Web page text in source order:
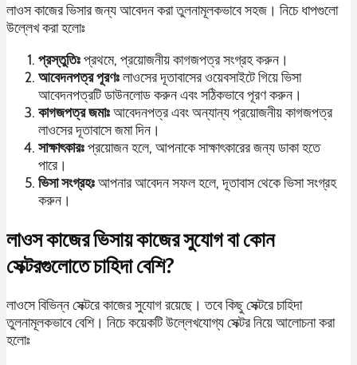
লাওস কাজের ভিসার জন্য আবেদন করা তুলনামূলকভাবে সহজ। নিচে ধাপগুলো
উল্লেখ করা হলোঃ
প্রস্তুতিঃপ্রথমে, প্রয়োজনীয় কাগজপত্র সংগ্রহ করুন।
আবেদনপত্র পূরণঃলাওসের দূতাবাসের ওয়েবসাইটে গিয়ে ভিসা
আবেদনপত্রটি ডাউনলোড করুন এবং সঠিকভাবে পূরণ করুন।
কাগজপত্র জমাঃআবেদনপত্র এবং অন্যান্য প্রয়োজনীয় কাগজপত্র
লাওসের দূতাবাসে জমা দিন।
সাক্ষাৎকারঃপ্রয়োজন হলে, আপনাকে সাক্ষাৎকারের জন্য ডাকা হতে
পারে।
ভিসা সংগ্রহঃআপনার আবেদন সফল হলে, দূতাবাস থেকে ভিসা সংগ্রহ
করুন।
লাওস কাজের ভিসায় কাজের সুযোগ বা কোন
সেক্টরগুলোতে চাহিদা বেশি?
লাওসে বিভিন্ন সেক্টরে কাজের সুযোগ রয়েছে। তবে কিছু সেক্টরে চাহিদা
তুলনামূলকভাবে বেশি। নিচে কয়েকটি উল্লেখযোগ্য সেক্টর নিয়ে আলোচনা করা
হলোঃ